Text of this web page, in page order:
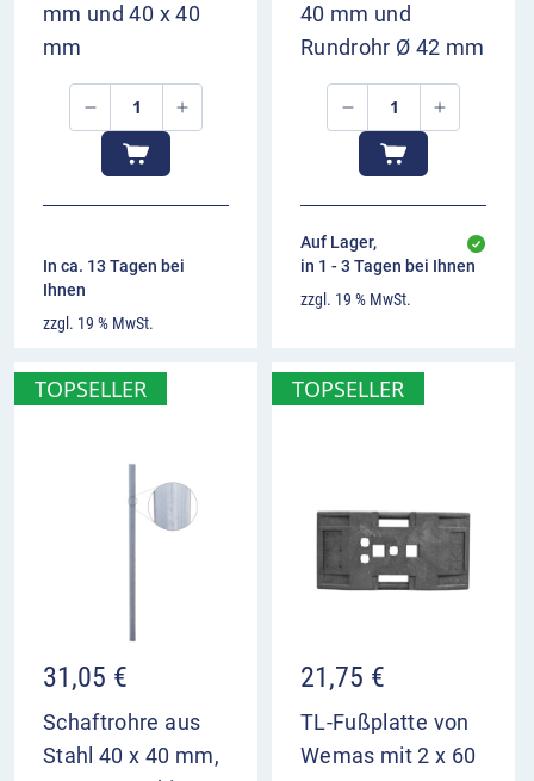
mm und 40 x 40
mm
In ca. 13 Tagen bei
Ihnen
zzgl. 19 % MwSt.
40 mm und
Rundrohr Ø 42 mm
Auf Lager,
in 1 - 3 Tagen bei Ihnen
zzgl. 19 % MwSt.
TOPSELLER
31,05 €
Schaftrohre aus
Stahl 40 x 40 mm,
TOPSELLER
21,75 €
TL-Fußplatte von
Wemas mit 2 x 60